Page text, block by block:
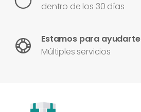
dentro de los 30 días
Estamos para ayudarte
Múltiples servicios